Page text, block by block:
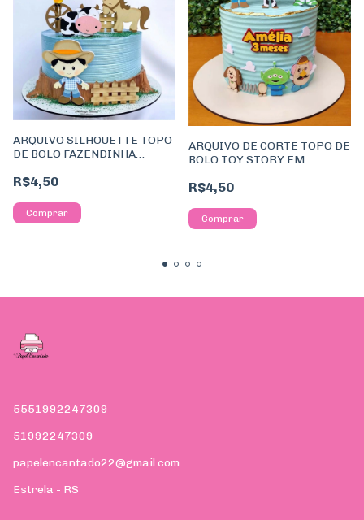
ARQUIVO SILHOUETTE TOPO
DE BOLO FAZENDINHA
R$4,50
ARQUIVO DE CORTE TOPO DE
BOLO TOY STORY EM
R$4,50
5551992247309
51992247309
papelencantado22@gmail.com
Estrela - RS